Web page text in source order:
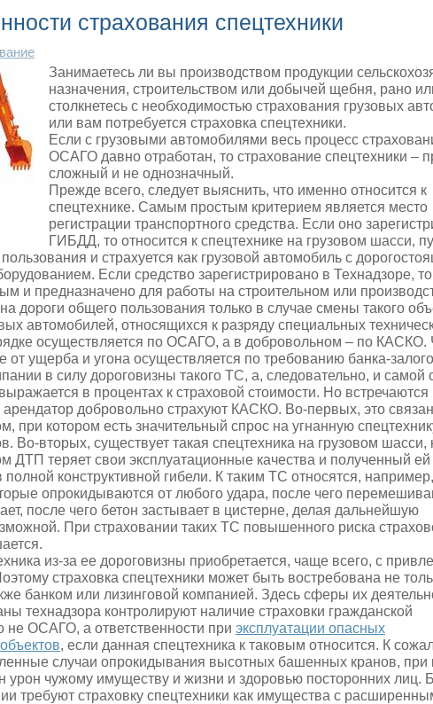
страхования спецтехники
Занимаетесь ли вы производством продукции
назначения, строительством или добычей щебня, рано
столкнетесь с необходимостью страхования грузовых
или вам потребуется страховка спецтехники.
Если с грузовыми автомобилями весь процесс
ОСАГО давно отработан, то страхование спецтехники –
сложный и не однозначный.
Прежде всего, следует выяснить, что именно относится к
спецтехнике. Самым простым критерием является место
регистрации транспортного средства. Если оно
ГИБДД, то относится к спецтехнике на грузовом шасси,
и страхуется как грузовой автомобиль с
Если средство зарегистрировано в Технадзоре,
и предназначено для работы на строительном или
дороги общего пользования только в случае смены такого
автомобилей, относящихся к разряду специальных
осуществляется по ОСАГО, а в добровольном – по КАСКО.
от ущерба и угона осуществляется по требованию банка-
в силу дороговизны такого ТС, а, следовательно, и самой
в процентах к страховой стоимости. Но встречаются
арендатор добровольно страхуют КАСКО. Во-первых, это
при котором есть значительный спрос на угнанную
Во-вторых, существует такая спецтехника на грузовом шасси,
ДТП теряет свои эксплуатационные качества и полученный
полной конструктивной гибели. К таким ТС относятся, например,
опрокидываются от любого удара, после чего
после чего бетон застывает в цистерне, делая дальнейшую
При страховании таких ТС повышенного риска
из-за ее дороговизны приобретается, чаще всего, с
страховка спецтехники может быть востребована не
банком или лизинговой компанией. Здесь сферы их
технадзора контролируют наличие страховки гражданской
не ОСАГО, а ответственности при эксплуатации опасных
, если данная спецтехника к таковым относится. К
случаи опрокидывания высотных башенных кранов, при
урон чужому имуществу и жизни и здоровью посторонних лиц.
требуют страховку спецтехники как имущества с